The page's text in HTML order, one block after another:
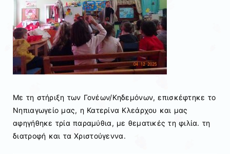
Με τη στήριξη των Γονέων/Κηδεμόνων, επισκέφτηκε το
Νηπιαγωγείο μας, η Κατερίνα Κλεάρχου και μας
αφηγήθηκε τρία παραμύθια, με θεματικές τη φιλία. τη
διατροφή και τα Χριστούγεννα.